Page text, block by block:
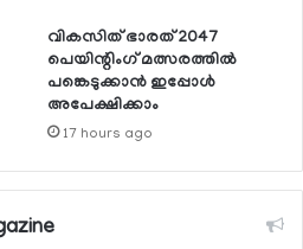
വികസിത് ഭാരത് 2047
പെയിന്റിംഗ് മത്സരത്തില്‍
പങ്കെടുക്കാന്‍ ഇപ്പോള്‍
അപേക്ഷിക്കാം
17 hours ago